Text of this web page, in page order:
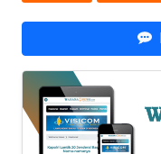
JAMBI
WN
SULTRA